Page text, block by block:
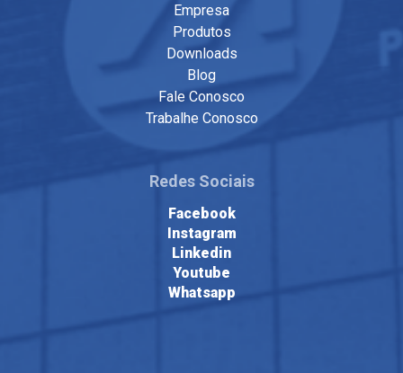
Empresa
Produtos
Downloads
Blog
Fale Conosco
Trabalhe Conosco
Redes Sociais
Facebook
Instagram
Linkedin
Youtube
Whatsapp